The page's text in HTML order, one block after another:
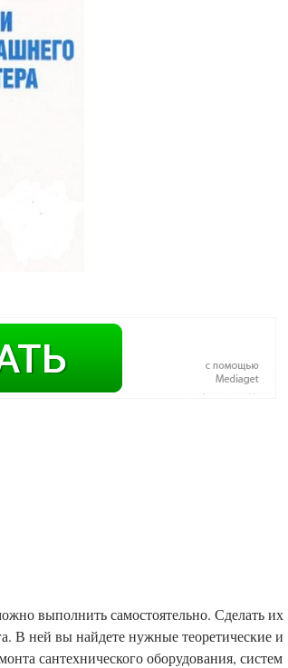
выполнить самостоятельно. Сделать их
В ней вы найдете нужные теоретические и
сантехнического оборудования, систем